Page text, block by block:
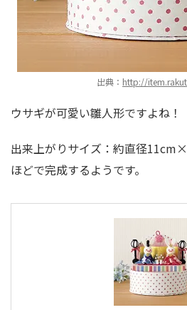
出典： http://
ウサギが可愛い雛人形ですよね！
出来上がりサイズ：約直径
ほどで完成するようです。